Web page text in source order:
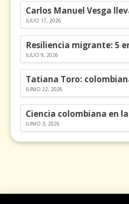
JULIO 17, 2026
JULIO 9, 2026
JUNIO 22, 2026
JUNIO 3, 2026